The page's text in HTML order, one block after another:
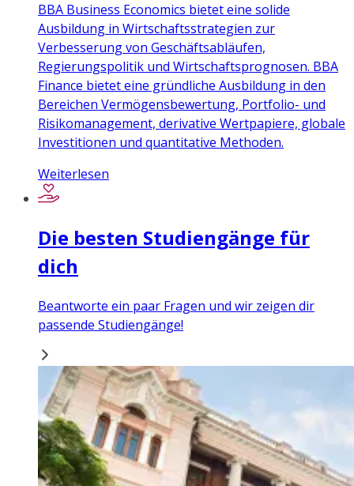
BBA Business Economics bietet eine solide
Ausbildung in Wirtschaftsstrategien zur
Verbesserung von Geschäftsabläufen,
Regierungspolitik und Wirtschaftsprognosen. BBA
Finance bietet eine gründliche Ausbildung in den
Bereichen Vermögensbewertung, Portfolio- und
Risikomanagement, derivative Wertpapiere, globale
Investitionen und quantitative Methoden.
Weiterlesen
Die besten Studiengänge für
dich
Beantworte ein paar Fragen und wir zeigen dir
passende Studiengänge!